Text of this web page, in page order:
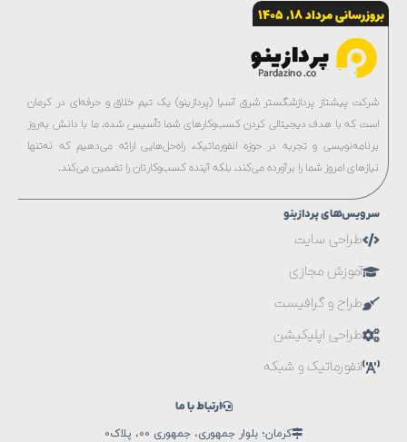
بروزرسانی مرداد 18, 1405
شرکت پیشتاز پردازشگستر شرق آسیا (پردازینو) یک تیم خلاق و حرفه‌ای در کرمان
است که با هدف دیجیتالی کردن کسب‌وکارهای شما تأسیس شده. ما با دانش به‌روز
برنامه‌نویسی و تجربه در حوزه انفورماتیک، راه‌حل‌هایی ارائه می‌دهیم که نه‌تنها
نیازهای امروز شما را برآورده می‌کند، بلکه آینده کسب‌وکارتان را تضمین می‌کند.
سرویس‌های پردازینو
طراحی سایت
آموزش مجازی
طراح و گرافیست
طراحی اپلیکیشن
انفورماتیک و شبکه
ارتباط با ما
کرمان؛ بلوار جمهوری، جمهوری 00، پلاک0